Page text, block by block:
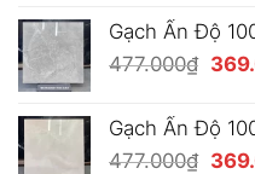
Gạch Ấn Độ
477.000₫ Giá
là:
Gạch Ấn Độ
477.000₫ Giá